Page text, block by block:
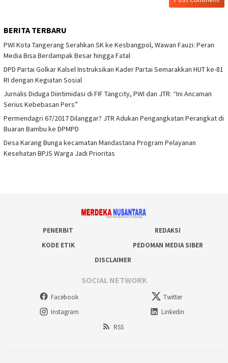
BERITA TERBARU
PWI Kota Tangerang Serahkan SK ke Kesbangpol, Wawan Fauzi: Peran
Media Bisa Berdampak Besar hingga Fatal
DPD Partai Golkar Kalsel Instruksikan Kader Partai Semarakkan HUT ke-81
RI dengan Kegiatan Sosial
Jurnalis Diduga Diintimidasi di FIF Tangcity, PWI dan JTR: “Ini Ancaman
Serius Kebebasan Pers”
Permendagri 67/2017 Dilanggar? JTR Adukan Pengangkatan Perangkat di
Buaran Bambu ke DPMPD
Desa Karang Bunga kecamatan Mandastana Program Pelayanan
Kesehatan BPJS Warga Jadi Prioritas
PENERBIT
REDAKSI
KODE ETIK
PEDOMAN MEDIA SIBER
DISCLAIMER
SOCIAL NETWORK
Facebook
Twitter
Instagram
Linkedin
RSS